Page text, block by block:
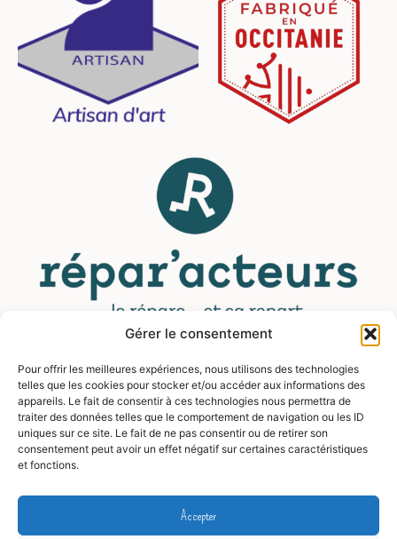
Gérer le consentement
Pour offrir les meilleures expériences, nous utilisons des technologies
telles que les cookies pour stocker et/ou accéder aux informations des
appareils. Le fait de consentir à ces technologies nous permettra de
traiter des données telles que le comportement de navigation ou les ID
uniques sur ce site. Le fait de ne pas consentir ou de retirer son
consentement peut avoir un effet négatif sur certaines caractéristiques
et fonctions.
Accepter
MENU
Contact
Mentions légales
FAQ
Blog